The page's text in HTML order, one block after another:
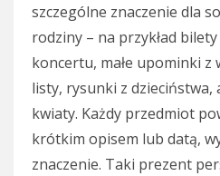
szczególne znaczenie dla
rodziny – na przykład
koncertu, małe upominki z
listy, rysunki z dzieciństwa,
kwiaty. Każdy przedmiot
krótkim opisem lub datą,
znaczenie. Taki prezent